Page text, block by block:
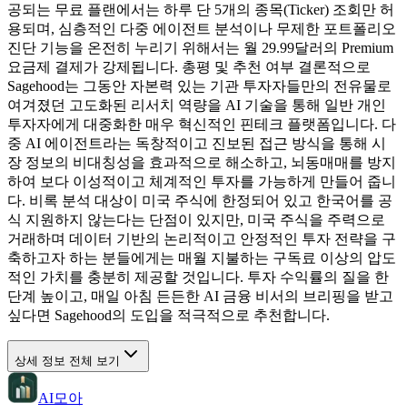
공되는 무료 플랜에서는 하루 단 5개의 종목(Ticker) 조회만 허
용되며, 심층적인 다중 에이전트 분석이나 무제한 포트폴리오
진단 기능을 온전히 누리기 위해서는 월 29.99달러의 Premium
요금제 결제가 강제됩니다. 총평 및 추천 여부 결론적으로
Sagehood는 그동안 자본력 있는 기관 투자자들만의 전유물로
여겨졌던 고도화된 리서치 역량을 AI 기술을 통해 일반 개인
투자자에게 대중화한 매우 혁신적인 핀테크 플랫폼입니다. 다
중 AI 에이전트라는 독창적이고 진보된 접근 방식을 통해 시
장 정보의 비대칭성을 효과적으로 해소하고, 뇌동매매를 방지
하여 보다 이성적이고 체계적인 투자를 가능하게 만들어 줍니
다. 비록 분석 대상이 미국 주식에 한정되어 있고 한국어를 공
식 지원하지 않는다는 단점이 있지만, 미국 주식을 주력으로
거래하며 데이터 기반의 논리적이고 안정적인 투자 전략을 구
축하고자 하는 분들에게는 매월 지불하는 구독료 이상의 압도
적인 가치를 충분히 제공할 것입니다. 투자 수익률의 질을 한
단계 높이고, 매일 아침 든든한 AI 금융 비서의 브리핑을 받고
싶다면 Sagehood의 도입을 적극적으로 추천합니다.
상세 정보 전체 보기
AI모아